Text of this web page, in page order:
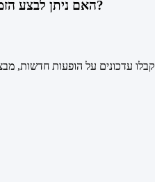
האם ניתן לבצע הזמנות באמצעות נציג טלפוני?
קבלו עדכונים על הופעות חדשות,